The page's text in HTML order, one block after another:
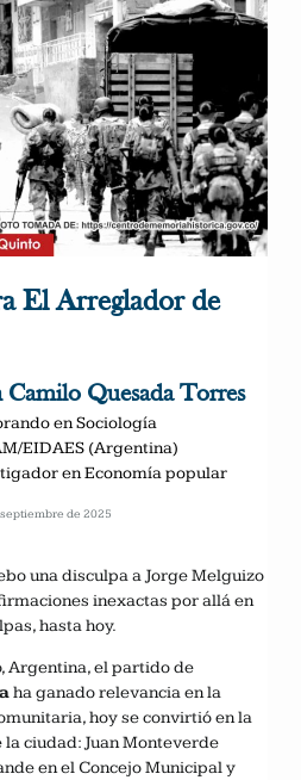
El Arreglador de
Camilo Quesada Torres
en Sociología
EIDAES (Argentina)
en Economía popular
de 2025
una disculpa a Jorge Melguizo
inexactas por allá en
hasta hoy.
Argentina, el partido de
ha ganado relevancia en la
hoy se convirtió en la
ciudad: Juan Monteverde
en el Concejo Municipal y